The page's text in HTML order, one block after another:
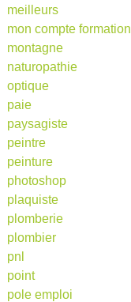
meilleurs
mon compte formation
montagne
naturopathie
optique
paie
paysagiste
peintre
peinture
photoshop
plaquiste
plomberie
plombier
pnl
point
pole emploi